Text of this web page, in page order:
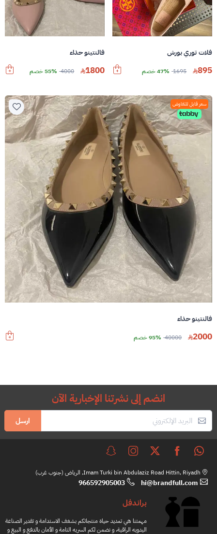
فلات توري بورش
895
1695 47% خصم
فالنتينو حذاء
1800
4000 55% خصم
سعر قابل للتفاوض
فالنتينو حذاء
2000
40000 95% خصم
انضم إلى نشرتنا الإخبارية الآن
ارسل
Imam Turki bin Abdulaziz Road Hittin, Riyadh, الرياض (جنوب غرب)
hi@brandfull.com
966592905003
براندفل
مهمتنا هي تمديد حياة منتجاتكم بشغف الاستدامة و تقدير الصناعة
اليدويه الراقية، و نضمن لكم السريه التامة و الأمان بالدفع و البيع و